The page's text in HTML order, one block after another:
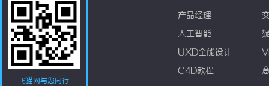
飞猫网与您同行
产品经理
人工智能
UXD全能设计
C4D教程